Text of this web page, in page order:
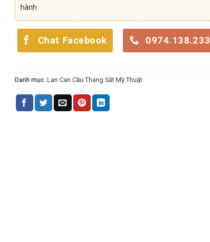
hành
Chat Facebook 0974.138.233
Danh mục: Lan Can Cầu Thang Sắt Mỹ Thuật